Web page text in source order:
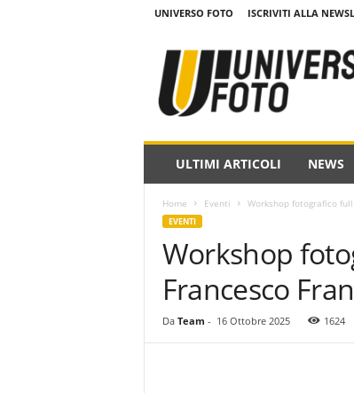
UNIVERSO FOTO ISCRIVITI ALLA
.
ULTIMI ARTICOLI NEWS
Home Eventi Workshop fotografico
EVENTI
Workshop
Francesco
Da Team - 16 Ottobre 2025 1624